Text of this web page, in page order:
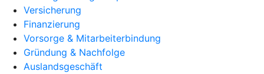
Versicherung
Finanzierung
Vorsorge & Mitarbeiterbindung
Gründung & Nachfolge
Auslandsgeschäft